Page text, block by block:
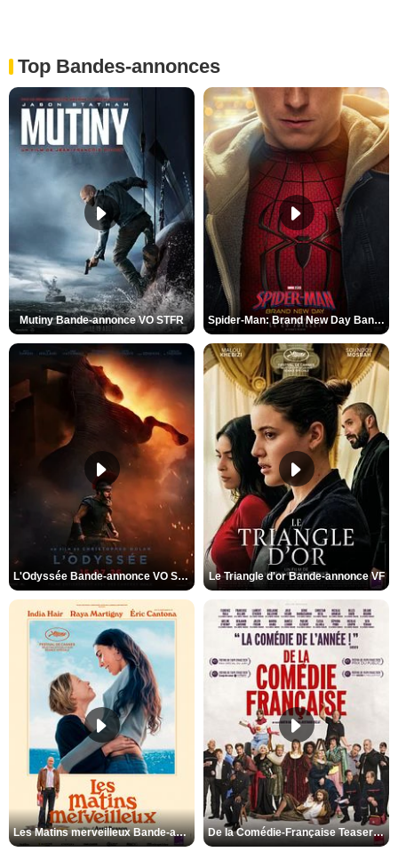
Top Bandes-annonces
Mutiny Bande-annonce VO STFR Spider-Man: Brand New Day Bande-annonce VO STFR
L'Odyssée Bande-annonce VO STFR Le Triangle d'or Bande-annonce VF
Les Matins merveilleux Bande-annonce VF De la Comédie-Française Teaser VF